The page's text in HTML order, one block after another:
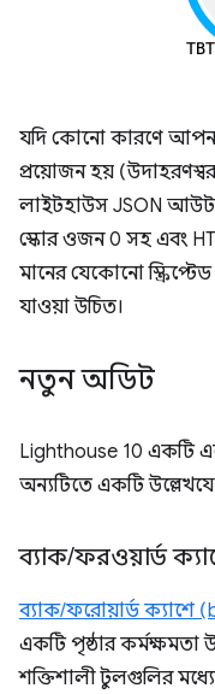
যদি কোনো কারণে
প্রয়োজন হয়
লাইটহাউস JSON
স্কোর ওজন 0 সহ এবং
মানের যেকোনো
যাওয়া উচিত।
নতুন অডিট
Lighthouse 10 একটি
অন্যটিতে একটি
ব্যাক/ফরওয়ার্ড
ব্যাক/ফরোয়ার্ড ক্যাশে
একটি পৃষ্ঠার কর্মক্ষমতা
শক্তিশালী টুলগুলির